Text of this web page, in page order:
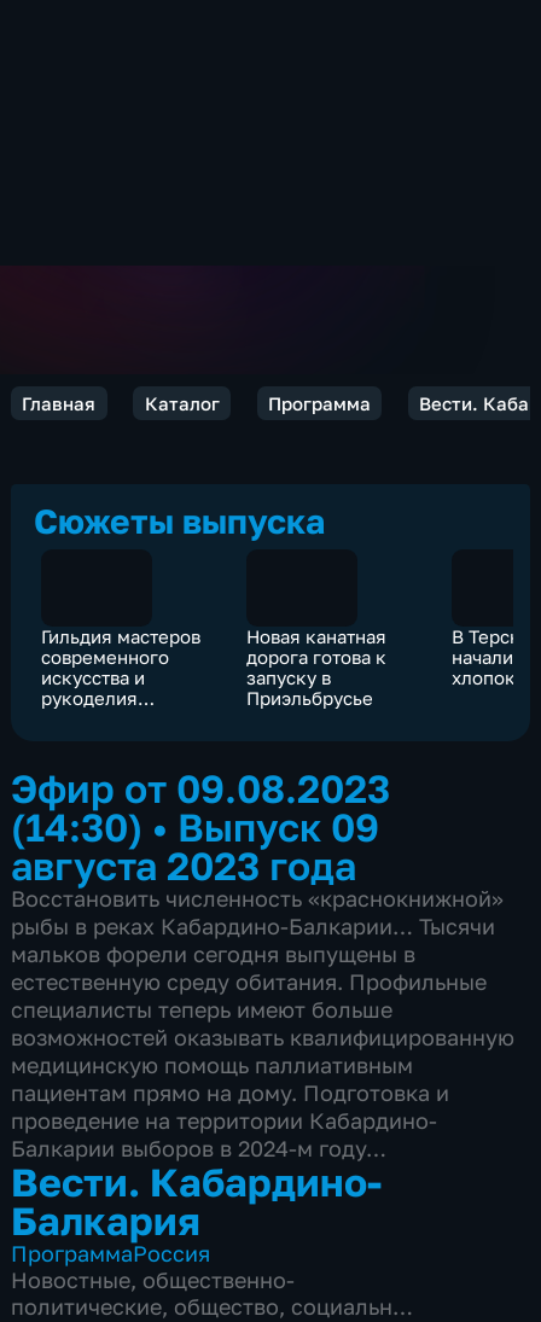
Главная Каталог Программа Вести.
Сюжеты выпуска
Гильдия мастеров
современного
искусства и
рукоделия
Новая канатная
дорога готова к
запуску в
Приэльбрусье
В
начали
хлопок
Эфир от 09.08.2023
(14:30) • Выпуск 09
августа 2023 года
Восстановить численность «краснокнижной»
рыбы в реках Кабардино-Балкарии… Тысячи
мальков форели сегодня выпущены в
естественную среду обитания. Профильные
специалисты теперь имеют больше
возможностей оказывать квалифицированную
медицинскую помощь паллиативным
пациентам прямо на дому. Подготовка и
проведение на территории Кабардино-
Балкарии выборов в 2024-м году…
Вести. Кабардино-
Балкария
ПрограммаРоссия
Новостные, общественно-
политические, общество, социально-